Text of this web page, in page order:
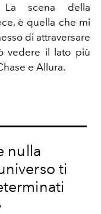
La scena della
è quella che mi
di attraversare
vedere il lato più
e Allura.
nulla
ti